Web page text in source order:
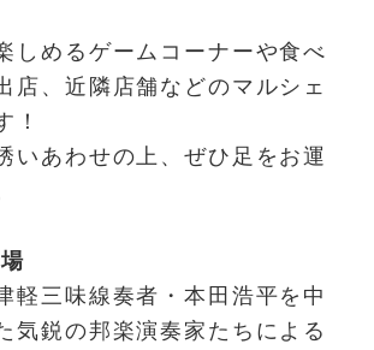
しめるゲームコーナーや食べ
店、近隣店舗などのマルシェ
！
いあわせの上、ぜひ足をお運
軽三味線奏者・本田浩平を中
気鋭の邦楽演奏家たちによる